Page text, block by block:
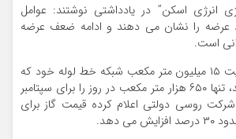
انرژی اسکن” در یادداشتی نوشتند: عوامل
عرضه را نشان می دهند و ادامه ضعف عرضه
است.
شرکت گازپروم از ظرفیت ۱۵ میلیون متر مکعب شبکه خط لوله خود که
از اوکراین عبور می کند، تنها ۶۵۰ هزار متر مکعب در روز را برای سپتامبر
روسی دولتی اعلام کرده قیمت گاز برای
دهد.